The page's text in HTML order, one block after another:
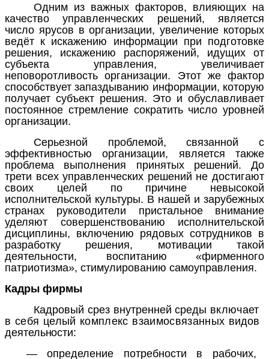
Одним из важных факторов, влияющих на
качество управленческих решений, является
число ярусов в организации, увеличение которых
ведёт к искажению информации при подготовке
решения, искажению распоряжений, идущих от
субъекта управления, увеличивает
неповоротливость организации. Этот же фактор
способствует запаздыванию информации, которую
получает субъект решения. Это и обуславливает
постоянное стремление сократить число уровней
организации.
Серьезной проблемой, связанной с
эффективностью организации, является также
проблема выполнения принятых решений. До
трети всех управленческих решений не достигают
своих целей по причине невысокой
исполнительской культуры. В нашей и зарубежных
странах руководители пристальное внимание
уделяют совершенствованию исполнительской
дисциплины, включению рядовых сотрудников в
разработку решения, мотивации такой
деятельности, воспитанию «фирменного
патриотизма», стимулированию самоуправления.
Кадры фирмы
Кадровый срез внутренней среды включает
в себя целый комплекс взаимосвязанных видов
деятельности:
— определение потребности в рабочих,